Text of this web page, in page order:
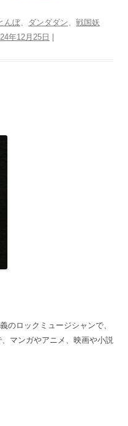
んぼ、 ダンダダン
戦国妖
年12月25日
のロックミュージシャンで、
マンガやアニメ、映画や小説